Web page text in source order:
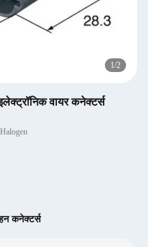
1/2
वायर कनेक्टर्स
कनेक्टर्स